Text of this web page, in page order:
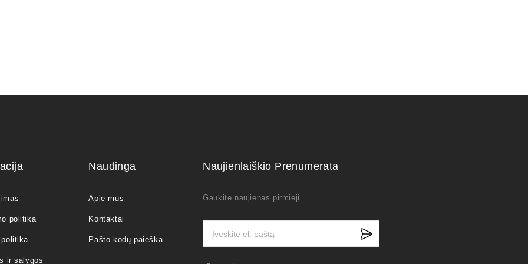
politika
ir sąlygos
Naudinga
Apie mus
Kontaktai
Pašto kodų paieška
Naujienlaiškio Prenumerata
Gaukite naujienas pirmieji